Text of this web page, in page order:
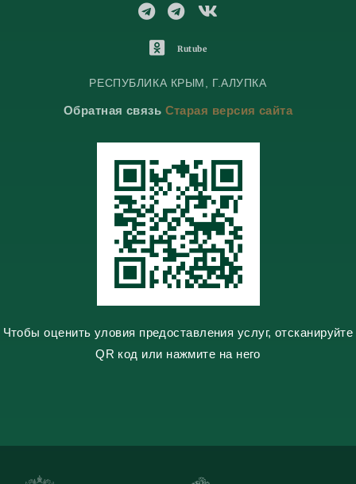
T
l
g
a
T
l
g
a
t
k
O
n
k
s
s
n
i
k
i
Rutube
РЕСПУБЛИКА КРЫМ, Г.АЛУПКА
Обратная связь Старая версия сайта
Чтобы оценить уловия предоставления услуг, отсканируйте
QR код или нажмите на него